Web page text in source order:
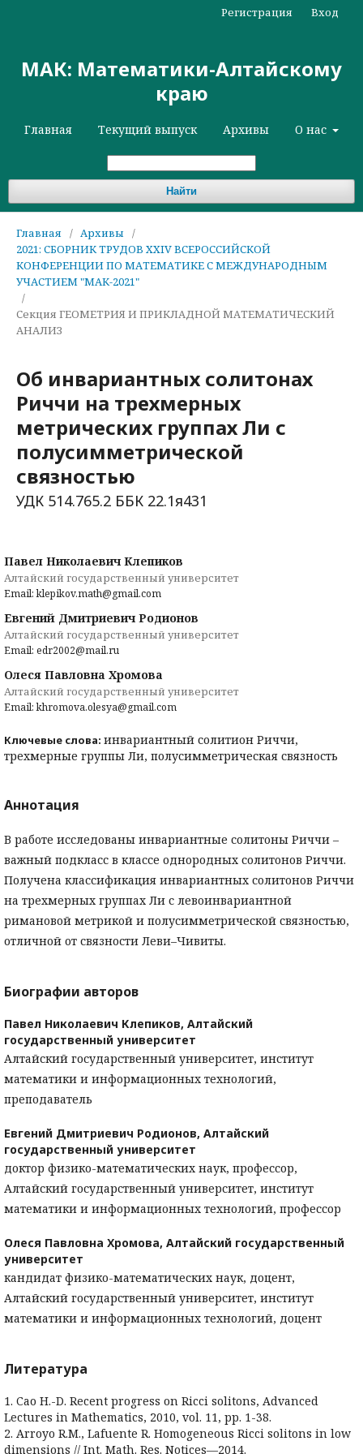
МАК: Математики-Алтайскому
краю
Главная Текущий выпуск Архивы О нас
Найти
Регистрация Вход
Главная / Архивы
/
2021: СБОРНИК ТРУДОВ XXIV ВСЕРОССИЙСКОЙ
КОНФЕРЕНЦИИ ПО МАТЕМАТИКЕ С МЕЖДУНАРОДНЫМ
УЧАСТИЕМ "МАК-2021"
/
Секция ГЕОМЕТРИЯ И ПРИКЛАДНОЙ МАТЕМАТИЧЕСКИЙ
АНАЛИЗ
Об инвариантных солитонах
Риччи на трехмерных
метрических группах Ли с
полусимметрической
связностью
УДК 514.765.2 ББК 22.1я431
Павел Николаевич Клепиков
Алтайский государственный университет
Email: klepikov.math@gmail.com
Евгений Дмитриевич Родионов
Алтайский государственный университет
Email: edr2002@mail.ru
Олеся Павловна Хромова
Алтайский государственный университет
Email: khromova.olesya@gmail.com
Ключевые слова: инвариантный солитион Риччи,
трехмерные группы Ли, полусимметрическая связность
Аннотация
В работе исследованы инвариантные солитоны Риччи –
важный подкласс в классе однородных солитонов Риччи.
Получена классификация инвариантных солитонов Риччи
на трехмерных группах Ли с левоинвариантной
римановой метрикой и полусимметрической связностью,
отличной от связности Леви–Чивиты.
Биографии авторов
Павел Николаевич Клепиков, Алтайский
государственный университет
Алтайский государственный университет, институт
математики и информационных технологий,
преподаватель
Евгений Дмитриевич Родионов, Алтайский
государственный университет
доктор физико-математических наук, профессор,
Алтайский государственный университет, институт
математики и информационных технологий, профессор
Олеся Павловна Хромова, Алтайский государственный
университет
кандидат физико-математических наук, доцент,
Алтайский государственный университет, институт
математики и информационных технологий, доцент
Литература
1. Cao H.-D. Recent progress on Ricci solitons, Advanced
Lectures in Mathematics, 2010, vol. 11, pp. 1-38.
2. Arroyo R.M., Lafuente R. Homogeneous Ricci solitons in low
dimensions // Int. Math. Res. Notices—2014.